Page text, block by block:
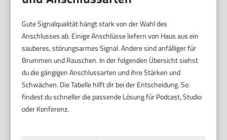
Gute Signalqualität hängt stark von der Wahl des
Anschlusses ab. Einige Anschlüsse liefern von Haus aus ein
sauberes, störungsarmes Signal. Andere sind anfälliger für
Brummen und Rauschen. In der folgenden Übersicht siehst
du die gängigen Anschlussarten und ihre Stärken und
Schwächen. Die Tabelle hilft dir bei der Entscheidung. So
findest du schneller die passende Lösung für Podcast, Studio
oder Konferenz.